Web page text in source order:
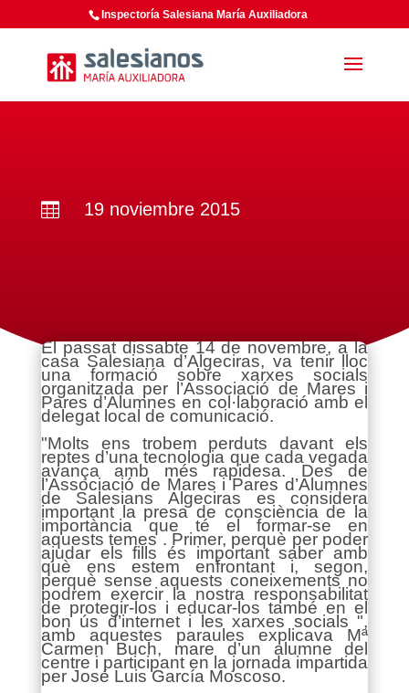
Inspectoría Salesiana María Auxiliadora
 19 noviembre 2015
El passat dissabte 14 de novembre, a la
casa Salesiana d’Algeciras, va tenir lloc
una formació sobre xarxes socials
organitzada per l’Associació de Mares i
Pares d’Alumnes en col·laboració amb el
delegat local de comunicació.
"Molts ens trobem perduts davant els
reptes d’una tecnologia que cada vegada
avança amb més rapidesa. Des de
l’Associació de Mares i Pares d’Alumnes
de Salesians Algeciras es considera
important la presa de consciència de la
importància que té el formar-se en
aquests temes . Primer, perquè per poder
ajudar els fills és important saber amb
què ens estem enfrontant i, segon,
perquè sense aquests coneixements no
podrem exercir la nostra responsabilitat
de protegir-los i educar-los també en el
bon ús d’internet i les xarxes socials ",
amb aquestes paraules explicava Mª
Carmen Buch, mare d’un alumne del
centre i participant en la jornada impartida
per José Luis García Moscoso.